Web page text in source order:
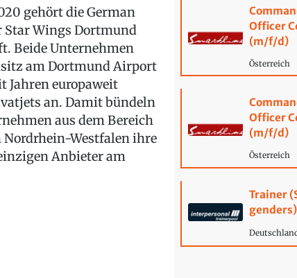
gehört die German
Star Wings Dortmund
Beide Unternehmen
am Dortmund Airport
Jahren europaweit
an. Damit bündeln
aus dem Bereich
Nordrhein-Westfalen ihre
Anbieter am
Officer
(m/f/d)
Österreich
Officer
(m/f/d)
Österreich
Trainer
genders)